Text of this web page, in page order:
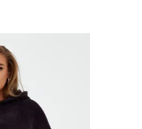
на
сторінці
товару